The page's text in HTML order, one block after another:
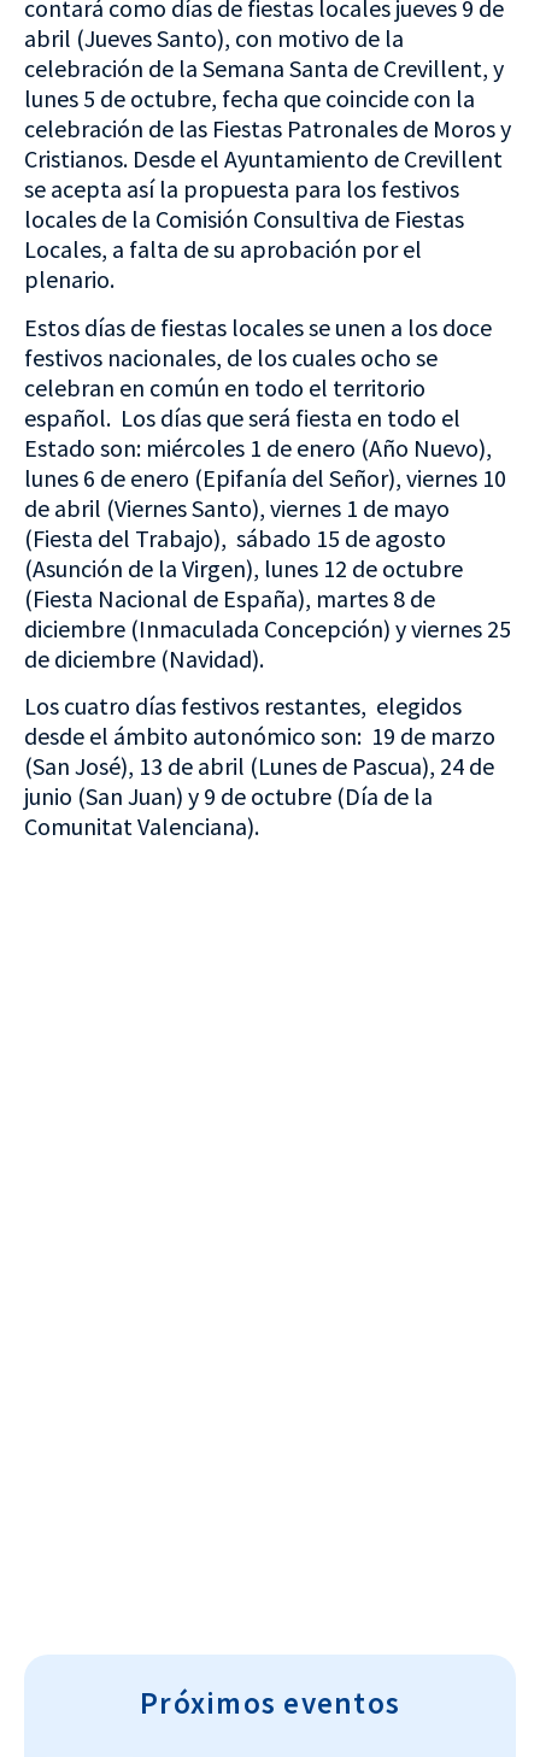
contará como días de fiestas locales jueves 9 de
abril (Jueves Santo), con motivo de la
celebración de la Semana Santa de Crevillent, y
lunes 5 de octubre, fecha que coincide con la
celebración de las Fiestas Patronales de Moros y
Cristianos. Desde el Ayuntamiento de Crevillent
se acepta así la propuesta para los festivos
locales de la Comisión Consultiva de Fiestas
Locales, a falta de su aprobación por el
plenario.
Estos días de fiestas locales se unen a los doce
festivos nacionales, de los cuales ocho se
celebran en común en todo el territorio
español. Los días que será fiesta en todo el
Estado son: miércoles 1 de enero (Año Nuevo),
lunes 6 de enero (Epifanía del Señor), viernes 10
de abril (Viernes Santo), viernes 1 de mayo
(Fiesta del Trabajo), sábado 15 de agosto
(Asunción de la Virgen), lunes 12 de octubre
(Fiesta Nacional de España), martes 8 de
diciembre (Inmaculada Concepción) y viernes 25
de diciembre (Navidad).
Los cuatro días festivos restantes, elegidos
desde el ámbito autonómico son: 19 de marzo
(San José), 13 de abril (Lunes de Pascua), 24 de
junio (San Juan) y 9 de octubre (Día de la
Comunitat Valenciana).
Próximos eventos